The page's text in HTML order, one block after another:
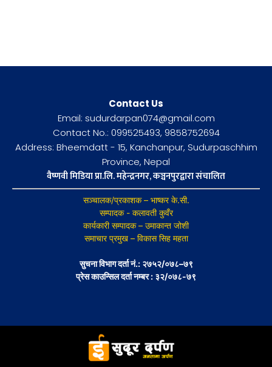
Contact Us
Email: sudurdarpan074@gmail.com
Contact No.: 099525493, 9858752694
Address: Bheemdatt - 15, Kanchanpur, Sudurpaschhim
Province, Nepal
वैष्णवी मिडिया प्रा.लि. महेन्द्रनगर, कञ्चनपुरद्वारा संचालित
सञ्चालक/प्रकाशक – भाष्कर के.सी.
सम्पादक - कलावती कुवँर
कार्यकारी सम्पादक – उमाकान्त जोशी
समाचार प्रमुख – विकास सिह महता
सुचना विभाग दर्ता नं.: २७५२/०७८–७९
प्रेस काउन्सिल दर्ता नम्बर : ३२/०७८-७९